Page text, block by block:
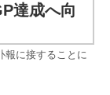
達成へ向
報に接することに